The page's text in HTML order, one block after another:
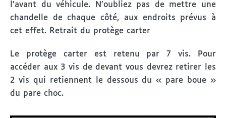
l’avant du véhicule. N’oubliez pas de mettre une
chandelle de chaque côté, aux endroits prévus à
cet effet. Retrait du protège carter
Le protège carter est retenu par 7 vis. Pour
accéder aux 3 vis de devant vous devrez retirer les
2 vis qui retiennent le dessous du « pare boue »
du pare choc.